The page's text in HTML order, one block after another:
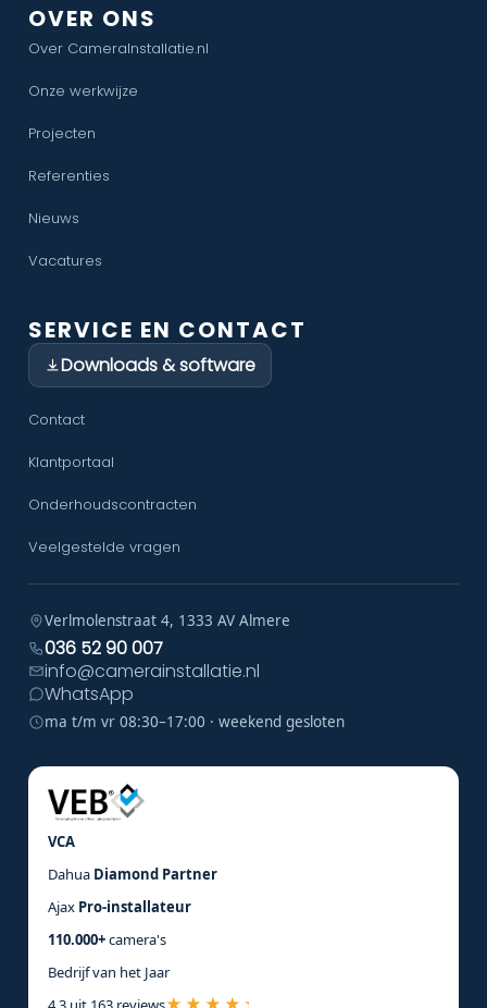
OVER ONS
Over CameraInstallatie.nl
Onze werkwijze
Projecten
Referenties
Nieuws
Vacatures
SERVICE EN CONTACT
Downloads & software
Contact
Klantportaal
Onderhoudscontracten
Veelgestelde vragen
Verlmolenstraat 4, 1333 AV Almere
036 52 90 007
info@camerainstallatie.nl
WhatsApp
ma t/m vr 08:30–17:00 · weekend gesloten
VCA
Dahua Diamond Partner
Ajax Pro-installateur
110.000+camera's
Bedrijf van het Jaar